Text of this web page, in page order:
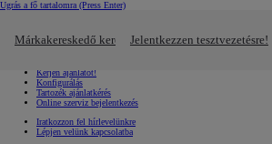
Ugrás a fő tartalomra (Press Enter)
Márkakereskedő kereséseJelentkezzen tesztvezetésre!
Gyors linkek Kattintson ide a bezáráshoz
Kérjen ajánlatot!
Konfigurálás
Tartozék ajánlatkérés
Online szerviz bejelentkezés
Iratkozzon fel hírlevelünkre
Lépjen velünk kapcsolatba